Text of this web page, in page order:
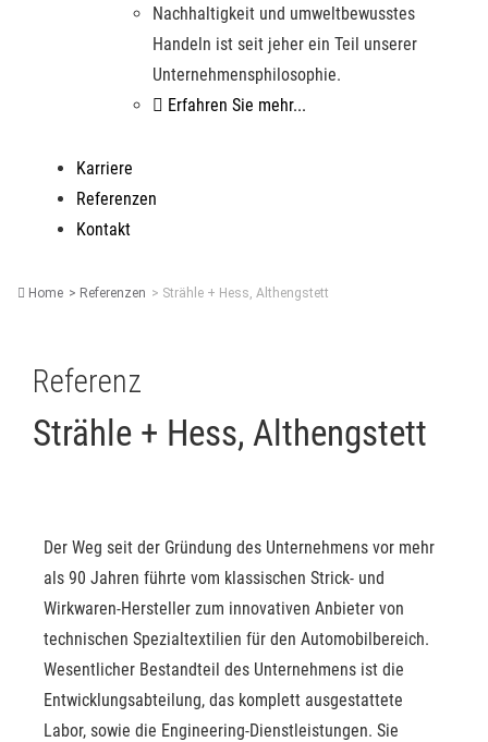
Nachhaltigkeit und umweltbewusstes
Handeln ist seit jeher ein Teil unserer
Unternehmensphilosophie.
Erfahren Sie mehr...
Karriere
Referenzen
Kontakt
Home Referenzen Strähle + Hess, Althengstett
Referenz
Strähle + Hess, Althengstett
Der Weg seit der Gründung des Unternehmens vor mehr
als 90 Jahren führte vom klassischen Strick- und
Wirkwaren-Hersteller zum innovativen Anbieter von
technischen Spezialtextilien für den Automobilbereich.
Wesentlicher Bestandteil des Unternehmens ist die
Entwicklungsabteilung, das komplett ausgestattete
Labor, sowie die Engineering-Dienstleistungen. Sie